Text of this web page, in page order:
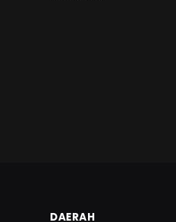
DAERAH